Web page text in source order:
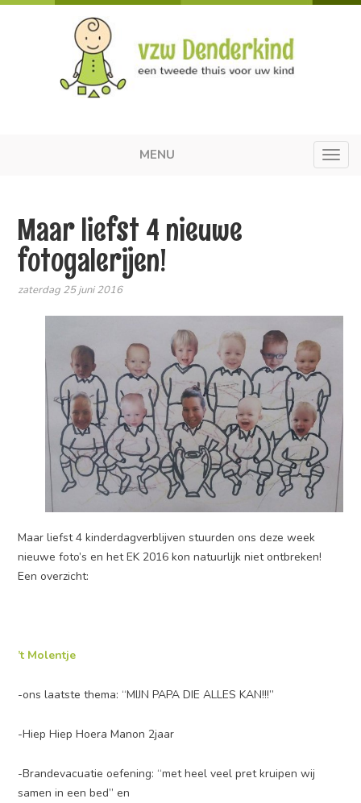
MENU
Maar liefst 4 nieuwe
fotogalerijen!
zaterdag 25 juni 2016
Maar liefst 4 kinderdagverblijven stuurden ons deze week
nieuwe foto’s en het EK 2016 kon natuurlijk niet ontbreken!
Een overzicht:
’t Molentje
-ons laatste thema: “MIJN PAPA DIE ALLES KAN!!!”
-Hiep Hiep Hoera Manon 2jaar
-Brandevacuatie oefening: “met heel veel pret kruipen wij
samen in een bed” en